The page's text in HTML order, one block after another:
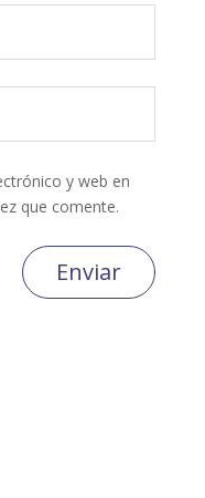
y web en
que comente.
Enviar